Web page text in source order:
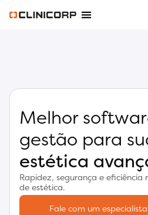
Melhor
gestão para
estética
Rapidez, segurança e eficiência
de estética.
Fale com um especialista